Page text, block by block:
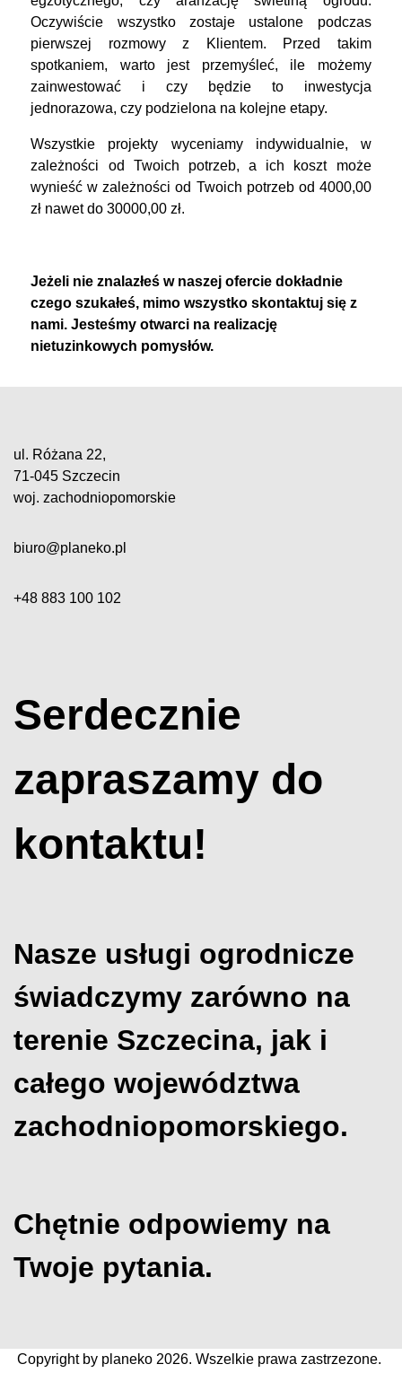
Oczywiście wszystko zostaje ustalone podczas
pierwszej rozmowy z Klientem. Przed takim
spotkaniem, warto jest przemyśleć, ile możemy
zainwestować i czy będzie to inwestycja
jednorazowa, czy podzielona na kolejne etapy.
Wszystkie projekty wyceniamy indywidualnie, w
zależności od Twoich potrzeb, a ich koszt może
wynieść w zależności od Twoich potrzeb od 4000,00
zł nawet do 30000,00 zł.
Jeżeli nie znalazłeś w naszej ofercie dokładnie
czego szukałeś, mimo wszystko skontaktuj się z
nami. Jesteśmy otwarci na realizację
nietuzinkowych pomysłów.
ul. Różana 22,
71-045 Szczecin
woj. zachodniopomorskie
biuro@planeko.pl
+48 883 100 102
Serdecznie
zapraszamy do
kontaktu!
Nasze usługi ogrodnicze
świadczymy zarówno na
terenie Szczecina, jak i
całego województwa
zachodniopomorskiego.
Chętnie odpowiemy na
Twoje pytania.
Copyright by planeko 2026. Wszelkie prawa zastrzezone.